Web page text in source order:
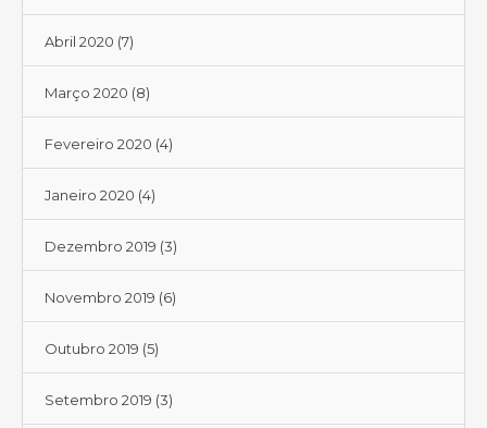
Abril 2020 (7)
Março 2020 (8)
Fevereiro 2020 (4)
Janeiro 2020 (4)
Dezembro 2019 (3)
Novembro 2019 (6)
Outubro 2019 (5)
Setembro 2019 (3)